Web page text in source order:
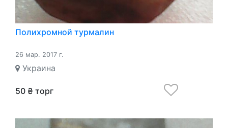
Полихромной турмалин
26 мар. 2017 г.
Украина
50 ₴ торг